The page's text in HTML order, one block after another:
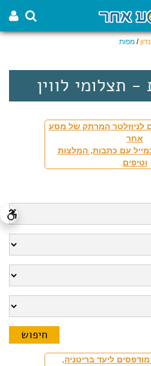
/ מפות
תצלומי לווין
לניוזלטר המרתק של מסע
אחר
עם כתבות, המלצות
וטיפים
ליעד בריטניה,